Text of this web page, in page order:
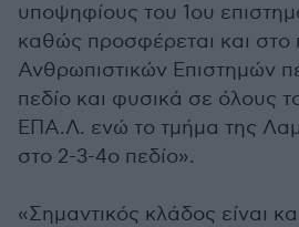
υποψηφίους του 1ου
καθώς προσφέρεται και στο
Ανθρωπιστικών Επιστημών
πεδίο και φυσικά σε όλους
ΕΠΑ.Λ. ενώ το τμήμα της
στο 2-3-4ο πεδίο».
«Σημαντικός κλάδος είναι